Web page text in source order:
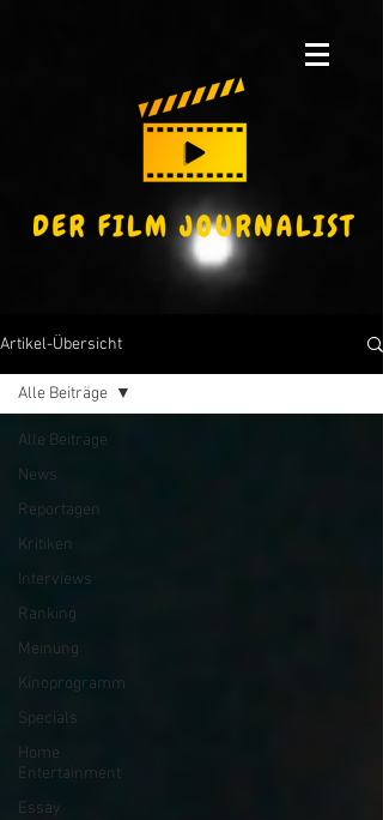
Artikel-Übersicht
Alle Beiträge
News
Reportagen
Kritiken
Interviews
Ranking
Meinung
Kinoprogramm
Specials
Home
Entertainment
Essay
Alle Beiträge